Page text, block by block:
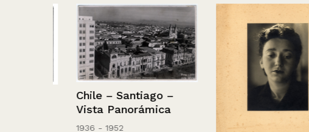
Chile – Santiago –
Vista Panorámica
1936 - 1952